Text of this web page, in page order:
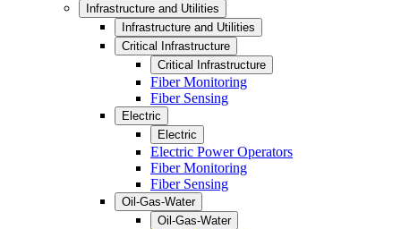
Infrastructure and Utilities
Infrastructure and Utilities
Critical Infrastructure
Critical Infrastructure
Fiber Monitoring
Fiber Sensing
Electric
Electric
Electric Power Operators
Fiber Monitoring
Fiber Sensing
Oil-Gas-Water
Oil-Gas-Water